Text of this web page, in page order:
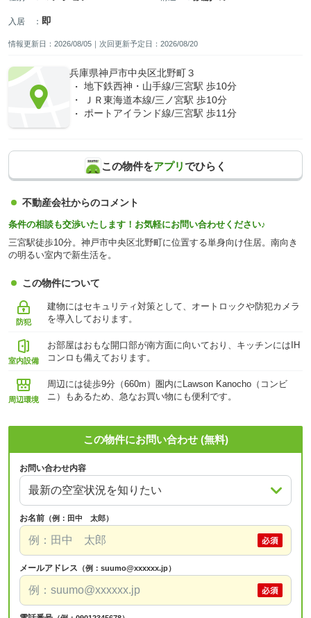
入居 ： 即
情報更新日：2026/08/05｜次回更新予定日：2026/08/20
兵庫県神戸市中央区北野町３
地下鉄西神・山手線/三宮駅 歩10分
ＪＲ東海道本線/三ノ宮駅 歩10分
ポートアイランド線/三宮駅 歩11分
この物件をアプリでひらく
不動産会社からのコメント
条件の相談も交渉いたします！お気軽にお問い合わせください♪
三宮駅徒歩10分。神戸市中央区北野町に位置する単身向け住居。南向き
の明るい室内で新生活を。
この物件について
防犯
建物にはセキュリティ対策として、オートロックや防犯カメラ
を導入しております。
室内設備
お部屋はおもな開口部が南方面に向いており、キッチンにはIH
コンロも備えております。
周辺環境
周辺には徒歩9分（660m）圏内にLawson Kanocho（コンビ
ニ）もあるため、急なお買い物にも便利です。
この物件にお問い合わせ (無料)
お問い合わせ内容
お名前 （例：田中 太郎）
メールアドレス （例：suumo@xxxxxx.jp）